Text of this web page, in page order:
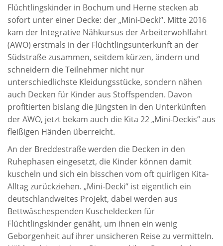
Flüchtlingskinder in Bochum und Herne stecken ab
sofort unter einer Decke: der „Mini-Decki“. Mitte 2016
kam der Integrative Nähkursus der Arbeiterwohlfahrt
(AWO) erstmals in der Flüchtlingsunterkunft an der
Südstraße zusammen, seitdem kürzen, ändern und
schneidern die Teilnehmer nicht nur
unterschiedlichste Kleidungsstücke, sondern nähen
auch Decken für Kinder aus Stoffspenden. Davon
profitierten bislang die Jüngsten in den Unterkünften
der AWO, jetzt bekam auch die Kita 22 „Mini-Deckis“ aus
fleißigen Händen überreicht.
An der Breddestraße werden die Decken in den
Ruhephasen eingesetzt, die Kinder können damit
kuscheln und sich ein bisschen vom oft quirligen Kita-
Alltag zurückziehen. „Mini-Decki“ ist eigentlich ein
deutschlandweites Projekt, dabei werden aus
Bettwäschespenden Kuscheldecken für
Flüchtlingskinder genäht, um ihnen ein wenig
Geborgenheit auf ihrer unsicheren Reise zu vermitteln.